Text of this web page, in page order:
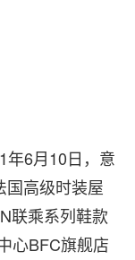
年6月10日，意
国高级时装屋
联乘系列鞋款
心BFC旗舰店